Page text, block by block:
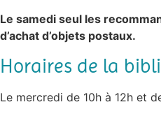
Le samedi seul les
d’achat d’objets postaux.
Horaires de la
Le mercredi de 10h à 12h et